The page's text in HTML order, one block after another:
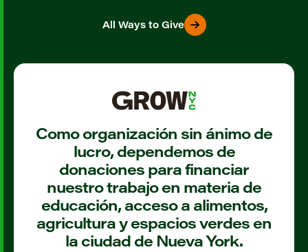
All Ways to Give
Como organización sin ánimo de
lucro, dependemos de
donaciones para financiar
nuestro trabajo en materia de
educación, acceso a alimentos,
agricultura y espacios verdes en
la ciudad de Nueva York.